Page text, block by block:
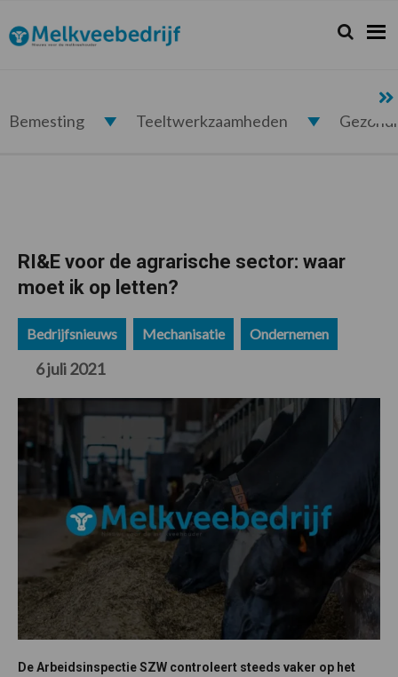
de
hoofdnavigatie
de
hoofd
de
eerste
de
voettekst
Melkveebedrijf.nl Zoeken...
Zoek
Bemesting Teeltwerkzaamheden
RI&E voor de agrarische sector: waar
moet ik op letten?
Bedrijfsnieuws Mechanisatie Ondernemen
6 juli 2021
De Arbeidsinspectie SZW controleert steeds vaker op het